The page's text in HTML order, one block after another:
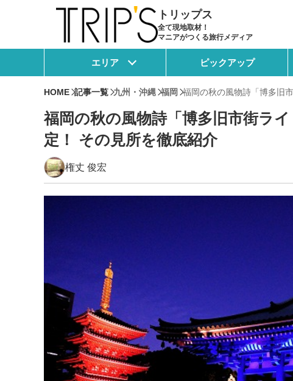
トリップス
全て現地取材！
マニアがつくる旅行メディア
エリア ピックアップ
HOME 記事一覧 九州・沖縄 福岡 福岡の秋の風物詩「博多旧
福岡の秋の風物詩「博多旧市街ラ
定！ その見所を徹底紹介
権丈 俊宏